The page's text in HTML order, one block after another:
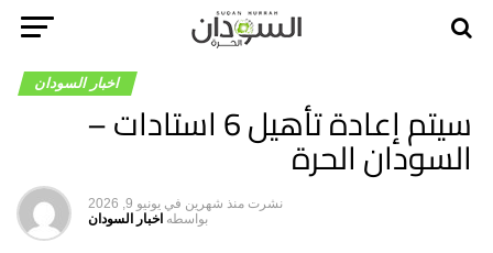
اخبار السودان
سيتم إعادة تأهيل 6 استادات –
السودان الحرة
نشرت منذ شهرين في يونيو 9, 2026
بواسطه اخبار السودان